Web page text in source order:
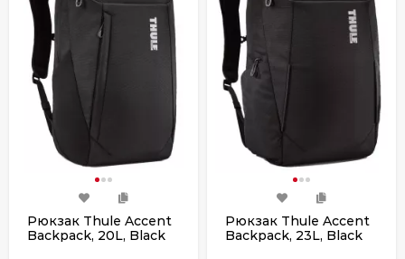
Рюкзак Thule Accent
Backpack, 20L, Black
Рюкзак Thule Accent
Backpack, 23L, Black